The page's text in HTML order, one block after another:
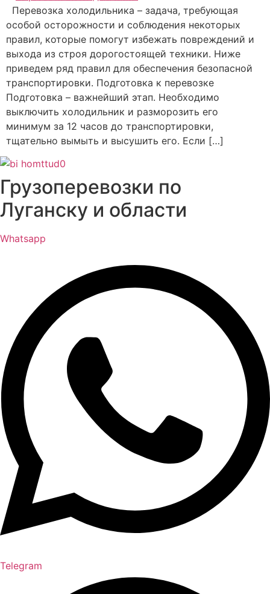
Перевозка холодильника – задача, требующая
особой осторожности и соблюдения некоторых
правил, которые помогут избежать повреждений и
выхода из строя дорогостоящей техники. Ниже
приведем ряд правил для обеспечения безопасной
транспортировки. Подготовка к перевозке
Подготовка – важнейший этап. Необходимо
выключить холодильник и разморозить его
минимум за 12 часов до транспортировки,
тщательно вымыть и высушить его. Если […]
Грузоперевозки по
Луганску и области
Whatsapp
Telegram